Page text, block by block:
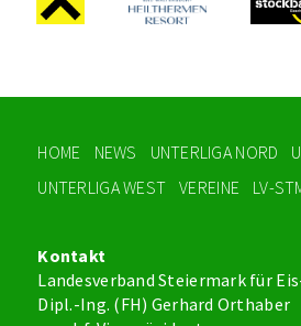
HOME NEWS UNTERLIGA NORD
UNTERLIGA WEST
VEREINE LV-
Kontakt
Landesverband Steiermark für
Dipl.-Ing. (FH) Gerhard Orthaber